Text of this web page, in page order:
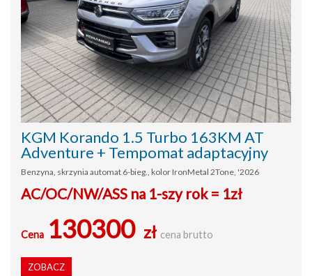
KGM Korando 1.5 Turbo 163KM AT
Adventure + Tempomat adaptacyjny
Benzyna, skrzynia automat 6-bieg., kolor IronMetal 2Tone, '2026
AC/OC/NW/ASS na 1-szy rok = 1zł
Cena 130300 zł cena brutto
ZOBACZ